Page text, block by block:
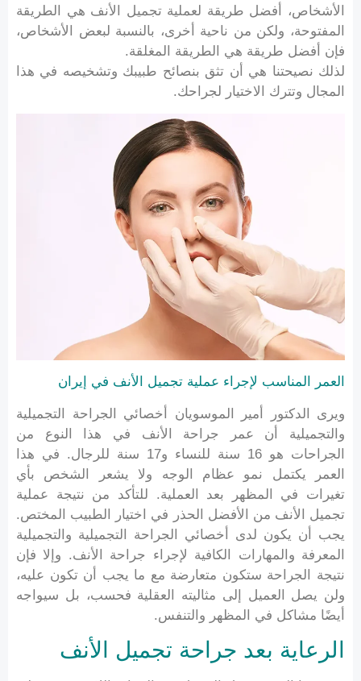
الأشخاص، أفضل طريقة لعملية تجميل الأنف هي الطريقة
المفتوحة، ولكن من ناحية أخرى، بالنسبة لبعض الأشخاص،
فإن أفضل طريقة هي الطريقة المغلقة.
لذلك نصيحتنا هي أن تثق بنصائح طبيبك وتشخيصه في هذا
المجال وتترك الاختيار لجراحك.
العمر المناسب لإجراء عملية تجميل الأنف في إيران
ويرى الدكتور أمير الموسويان أخصائي الجراحة التجميلية
والتجميلية أن عمر جراحة الأنف في هذا النوع من
الجراحات هو 16 سنة للنساء و17 سنة للرجال. في هذا
العمر يكتمل نمو عظام الوجه ولا يشعر الشخص بأي
تغيرات في المظهر بعد العملية. للتأكد من نتيجة عملية
تجميل الأنف من الأفضل الحذر في اختيار الطبيب المختص.
يجب أن يكون لدى أخصائي الجراحة التجميلية والتجميلية
المعرفة والمهارات الكافية لإجراء جراحة الأنف. وإلا فإن
نتيجة الجراحة ستكون متعارضة مع ما يجب أن تكون عليه،
ولن يصل العميل إلى مثاليته العقلية فحسب، بل سيواجه
أيضًا مشاكل في المظهر والتنفس.
الرعاية بعد جراحة تجميل الأنف